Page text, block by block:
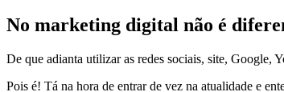
No marketing digital não é
De que adianta utilizar as redes sociais, site, Google,
Pois é! Tá na hora de entrar de vez na atualidade e